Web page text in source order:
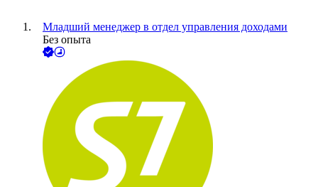
Младший менеджер в отдел управления доходами
Без опыта